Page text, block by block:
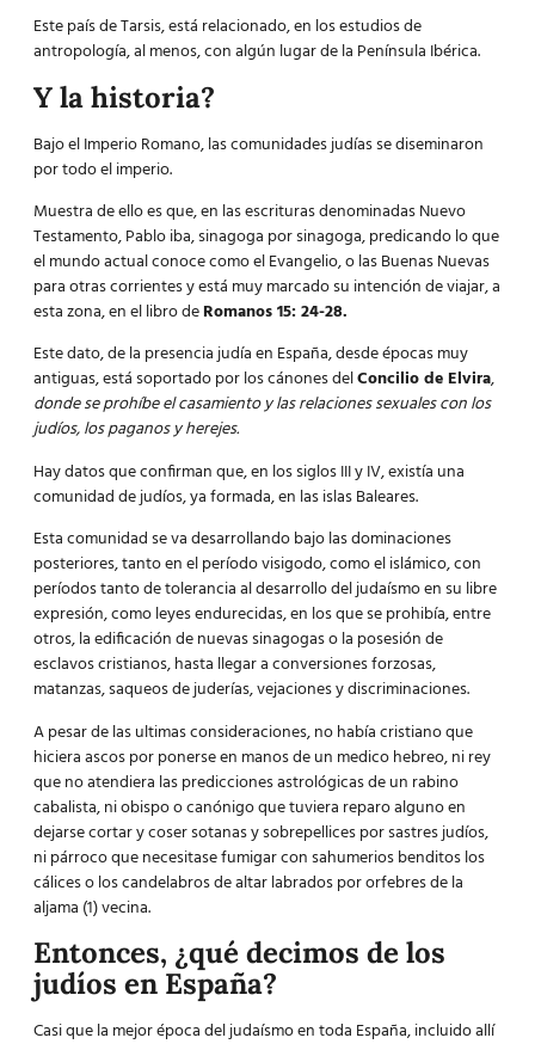
Este país de Tarsis, está relacionado, en los estudios de
antropología, al menos, con algún lugar de la Península Ibérica.
Y la historia?
Bajo el Imperio Romano, las comunidades judías se diseminaron
por todo el imperio.
Muestra de ello es que, en las escrituras denominadas Nuevo
Testamento, Pablo iba, sinagoga por sinagoga, predicando lo que
el mundo actual conoce como el Evangelio, o las Buenas Nuevas
para otras corrientes y está muy marcado su intención de viajar, a
esta zona, en el libro deRomanos 15: 24-28.
Este dato, de la presencia judía en España, desde épocas muy
antiguas, está soportado por los cánones delConcilio de Elvira,
donde se prohíbe el casamiento y las relaciones sexuales con los
judíos, los paganos y herejes.
Hay datos que confirman que, en los siglos III y IV, existía una
comunidad de judíos, ya formada, en las islas Baleares.
Esta comunidad se va desarrollando bajo las dominaciones
posteriores, tanto en el período visigodo, como el islámico, con
períodos tanto de tolerancia al desarrollo del judaísmo en su libre
expresión, como leyes endurecidas, en los que se prohibía, entre
otros, la edificación de nuevas sinagogas o la posesión de
esclavos cristianos, hasta llegar a conversiones forzosas,
matanzas, saqueos de juderías, vejaciones y discriminaciones.
A pesar de las ultimas consideraciones, no había cristiano que
hiciera ascos por ponerse en manos de un medico hebreo, ni rey
que no atendiera las predicciones astrológicas de un rabino
cabalista, ni obispo o canónigo que tuviera reparo alguno en
dejarse cortar y coser sotanas y sobrepellices por sastres judíos,
ni párroco que necesitase fumigar con sahumerios benditos los
cálices o los candelabros de altar labrados por orfebres de la
aljama (1) vecina.
Entonces, ¿qué decimos de los
judíos en España?
Casi que la mejor época del judaísmo en toda España, incluido allí